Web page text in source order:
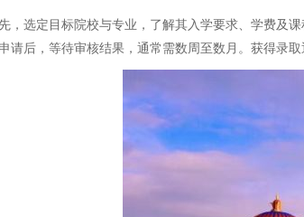
，选定目标院校与专业，了解其入学要求、学费及
请后，等待审核结果，通常需数周至数月。获得录